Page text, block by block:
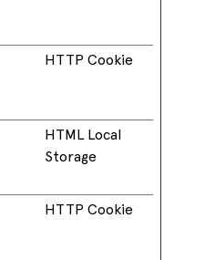
HTTP Cookie
HTML Local
Storage
HTTP Cookie